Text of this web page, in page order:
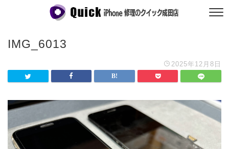
IMG_6013
2025年12月8日